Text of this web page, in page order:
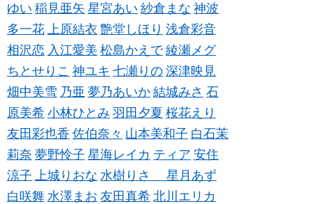
ゆい 稲見亜矢 星宮あい 紗倉まな 神波
多一花
上原結衣 艶堂しほり 浅倉彩音
相沢恋 入江愛美 松島かえで 綾瀬メグ
ちとせりこ 神ユキ 七瀬りの 深津映見
畑中美雪 乃亜 夢乃あいか 結城みさ 石
原美希 小林ひとみ 羽田夕夏 桜花えり
友田彩也香 佐伯奈々 山本美和子 白石茉
莉奈 夢野怜子 星海レイカ ティア 安住
涼子
上城りおな 水樹りさ 星月あず
白咲舞 水澤まお 友田真希 北川エリカ